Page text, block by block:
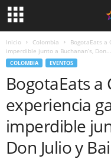
Inicio Colombia
BogotaEats a
imperdible junto a Buchanan’s, Don...
COLOMBIA EVENTOS
BogotaEats a
experiencia
imperdible
Don Julio y